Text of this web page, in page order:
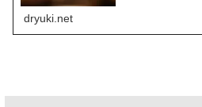
dryuki.net